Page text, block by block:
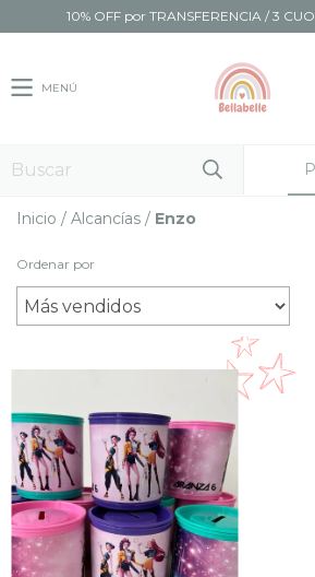
10% OFF por TRANSFERENCIA / 3
MENÚ
Inicio / Alcancías / Enzo
Ordenar por